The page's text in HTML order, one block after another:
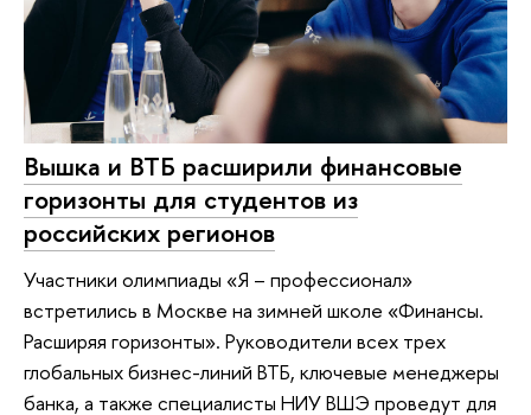
Вышка и ВТБ расширили финансовые
горизонты для студентов из
российских регионов
Участники олимпиады «Я – профессионал»
встретились в Москве на зимней школе «Финансы.
Расширяя горизонты». Руководители всех трех
глобальных бизнес-линий ВТБ, ключевые менеджеры
банка, а также специалисты НИУ ВШЭ проведут для